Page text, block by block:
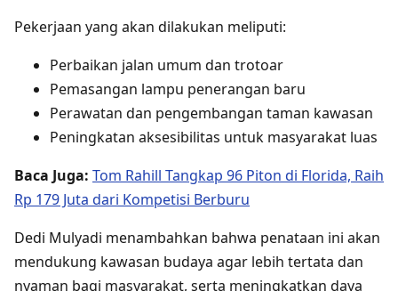
Pekerjaan yang akan dilakukan meliputi:
Perbaikan jalan umum dan trotoar
Pemasangan lampu penerangan baru
Perawatan dan pengembangan taman kawasan
Peningkatan aksesibilitas untuk masyarakat luas
Baca Juga: Tom Rahill Tangkap 96 Piton di Florida, Raih
Rp 179 Juta dari Kompetisi Berburu
Dedi Mulyadi menambahkan bahwa penataan ini akan
mendukung kawasan budaya agar lebih tertata dan
nyaman bagi masyarakat, serta meningkatkan daya